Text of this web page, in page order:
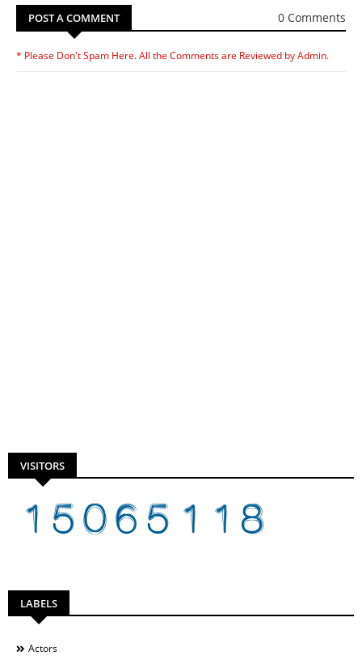
POST A COMMENT 0 Comments
* Please Don't Spam Here. All the Comments are Reviewed by Admin.
VISITORS
LABELS
Actors